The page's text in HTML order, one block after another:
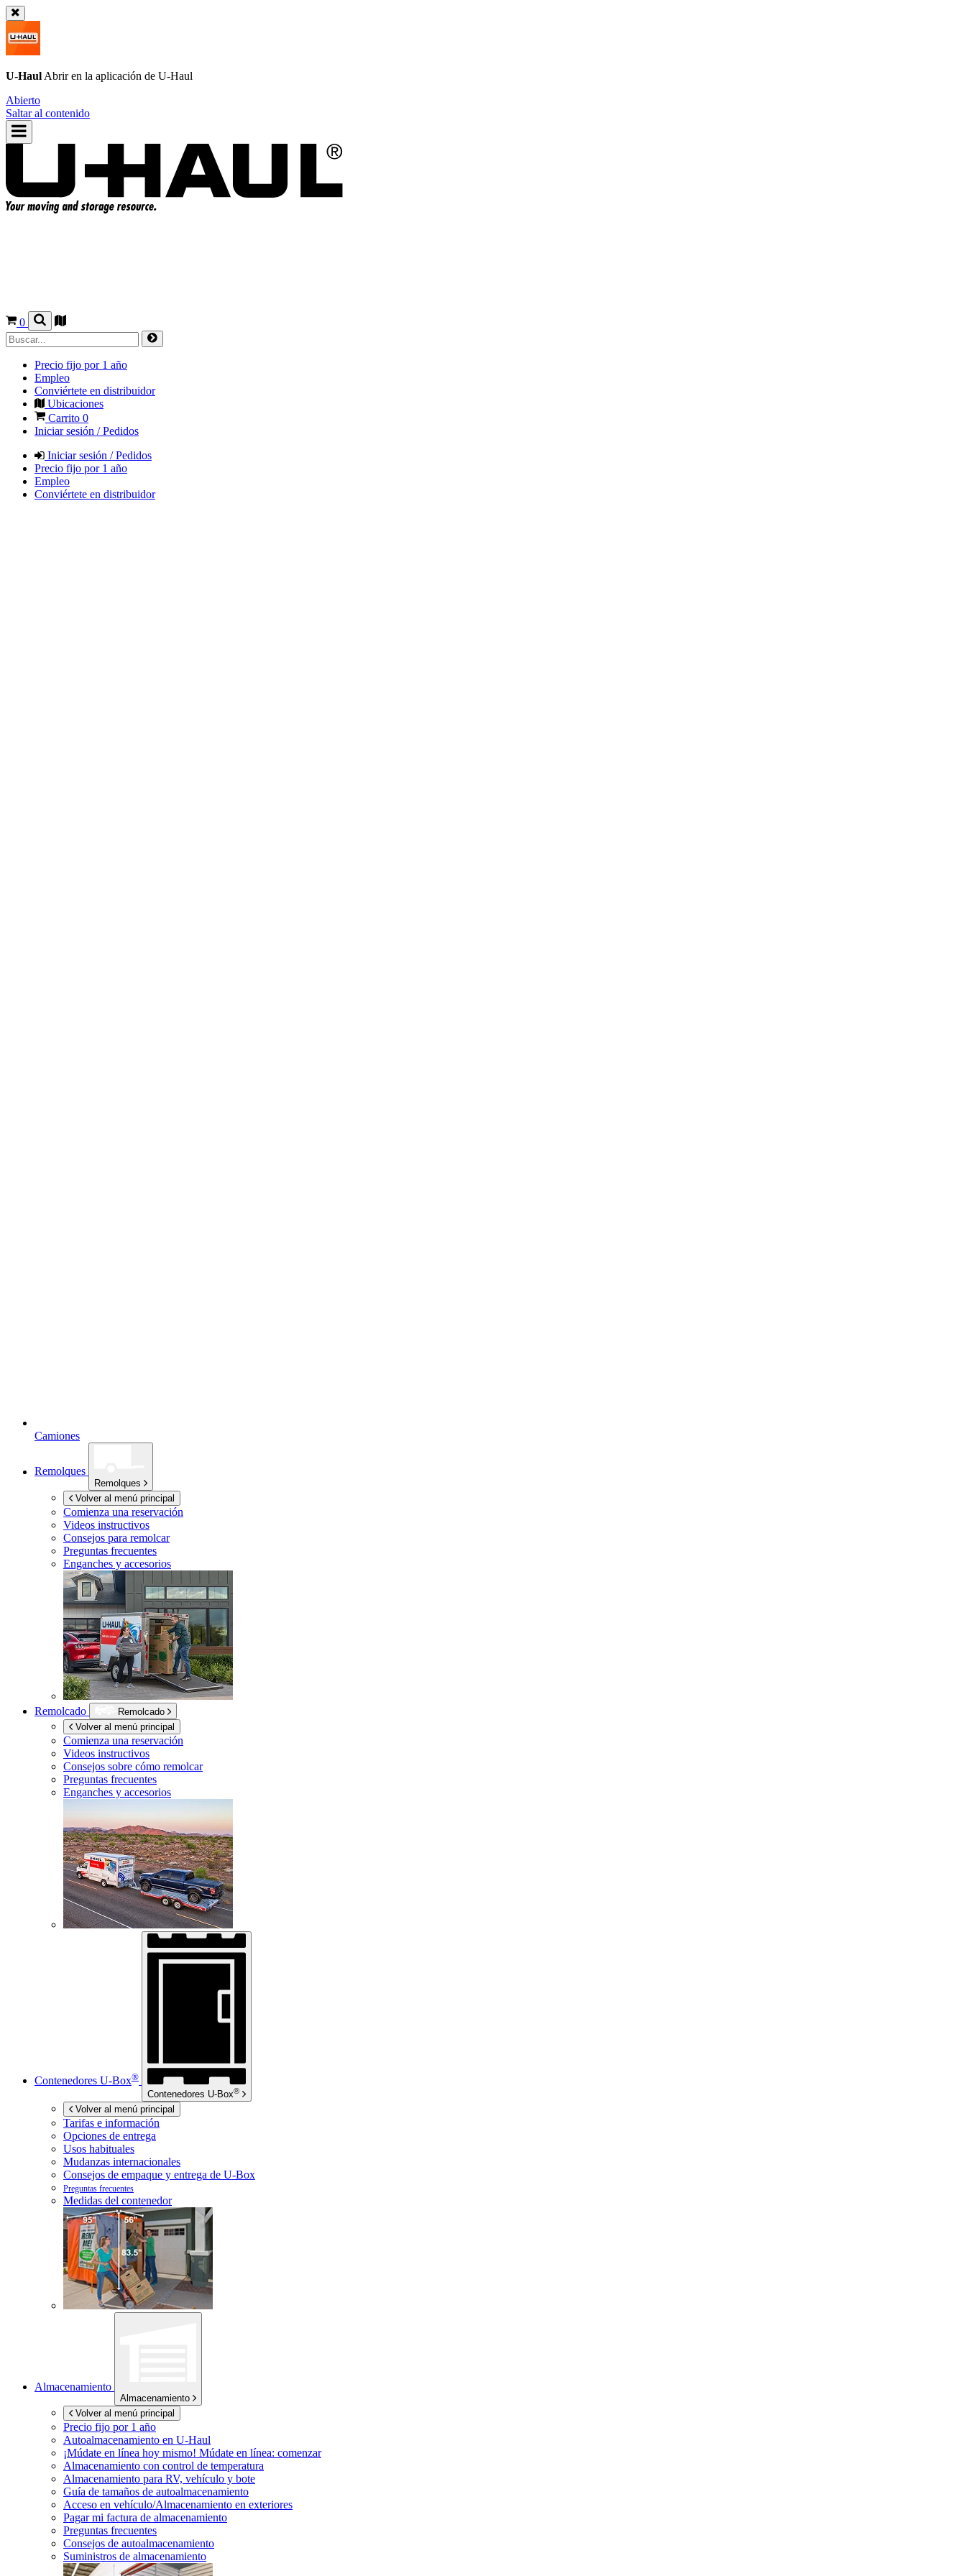
U-Haul Abrir en la aplicación de U-Haul
Abierto
Saltar al contenido
0
Precio fijo por 1 año
Empleo
Conviértete en distribuidor
Ubicaciones
Carrito 0
Iniciar sesión / Pedidos
Iniciar sesión / Pedidos
Precio fijo por 1 año
Empleo
Conviértete en distribuidor
Camiones
Remolques
Remolques
Volver al menú principal
Comienza una reservación
Videos instructivos
Consejos para remolcar
Preguntas frecuentes
Enganches y accesorios
Remolcado
Remolcado
Volver al menú principal
Comienza una reservación
Videos instructivos
Consejos sobre cómo remolcar
Preguntas frecuentes
Enganches y accesorios
Contenedores U-Box®
Contenedores U-Box®
Volver al menú principal
Tarifas e información
Opciones de entrega
Usos habituales
Mudanzas internacionales
Consejos de empaque y entrega de U-Box
Preguntas frecuentes
Medidas del contenedor
Almacenamiento
Almacenamiento
Volver al menú principal
Precio fijo por 1 año
Autoalmacenamiento en U-Haul
¡Múdate en línea hoy mismo! Múdate en línea: comenzar
Almacenamiento con control de temperatura
Almacenamiento para RV, vehículo y bote
Guía de tamaños de autoalmacenamiento
Acceso en vehículo/Almacenamiento en exteriores
Pagar mi factura de almacenamiento
Preguntas frecuentes
Consejos de autoalmacenamiento
Suministros de almacenamiento